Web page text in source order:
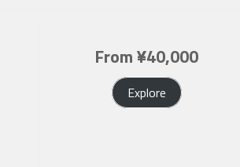
From¥40,000
Explore